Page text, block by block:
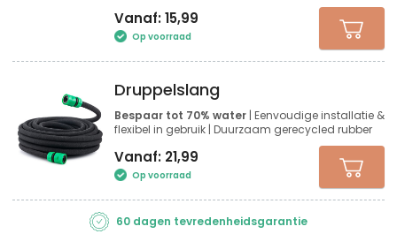
Vanaf: 15,99
Op voorraad
Druppelslang
Bespaar tot 70% water | Eenvoudige installatie &
flexibel in gebruik | Duurzaam gerecycled rubber
Vanaf: 21,99
Op voorraad
60 dagen tevredenheidsgarantie